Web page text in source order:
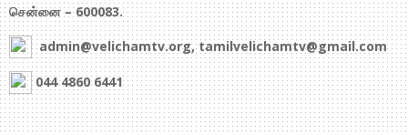
சென்னை – 600083.
admin@velichamtv.org, tamilvelichamtv@gmail.com
044 4860 6441